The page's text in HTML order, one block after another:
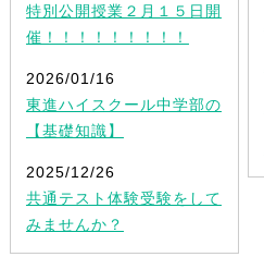
特別公開授業２月１５日開
催！！！！！！！！！
2026/01/16
東進ハイスクール中学部の
【基礎知識】
2025/12/26
共通テスト体験受験をして
みませんか？